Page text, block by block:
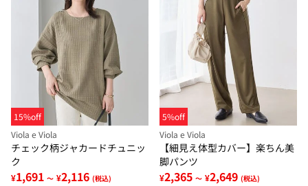
15%off
Viola e Viola
チェック柄ジャカードチュニッ
ク
¥1,691 ～ ¥2,116 (税込)
5%off
Viola e Viola
【細見え体型カバー】楽ちん美
脚パンツ
¥2,365 ～ ¥2,649 (税込)